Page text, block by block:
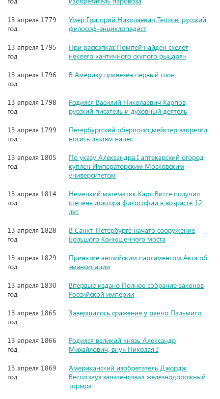
13 апреля 1779
год
Умер Григорий Николаевич Теплов, русский
философ-энциклопедист
13 апреля 1795
год
При раскопках Помпей найден скелет
некоего «античного скупого рыцаря»
13 апреля 1796
год
В Америку привезён первый слон
13 апреля 1798
год
Родился Василий Николаевич Карпов,
русский писатель и духовный деятель
13 апреля 1799
год
Петербургский оберполицмейстер запретил
носить людям начёс
13 апреля 1805
год
По указу Александра I аптекарский огород
куплен Императорским Московским
университетом
13 апреля 1814
год
Немецкий математик Карл Витте получил
степень доктора философии в возрасте 12
лет
13 апреля 1828
год
В Санкт-Петербурге начато сооружение
Большого Kонюшенного моста
13 апреля 1829
год
Принятие английским парламентом Акта об
эмансипации
13 апреля 1830
год
Впервые издано Полное собрание законов
Российской империи
13 апреля 1865
год
Завершилось сражение у ранчо Пальмито
13 апреля 1866
год
Родился великий князь Александр
Михайлович, внук Николая I
13 апреля 1869
год
Американский изобретатель Джордж
Вестигхауз запатентовал железнодорожный
тормоз